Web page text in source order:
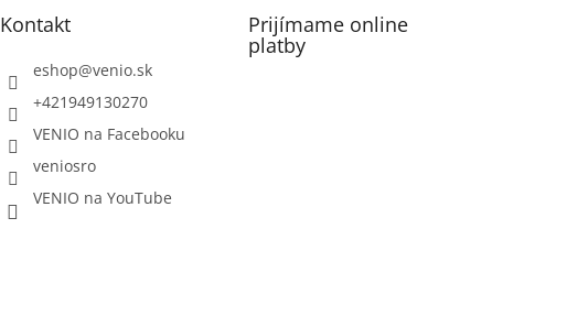
Kontakt
eshop@venio.sk
+421949130270
VENIO na Facebooku
veniosro
VENIO na YouTube
Prijímame online
platby